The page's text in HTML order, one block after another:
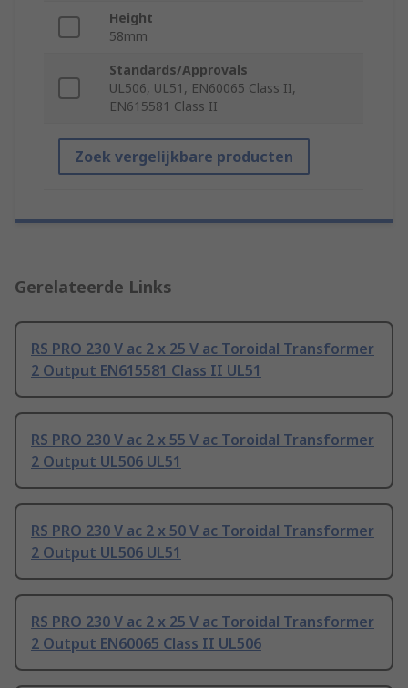
Height
58mm
Standards/Approvals
UL506, UL51, EN60065 Class II,
EN615581 Class II
Zoek vergelijkbare producten
Gerelateerde Links
RS PRO 230 V ac 2 x 25 V ac Toroidal Transformer
2 Output EN615581 Class II UL51
RS PRO 230 V ac 2 x 55 V ac Toroidal Transformer
2 Output UL506 UL51
RS PRO 230 V ac 2 x 50 V ac Toroidal Transformer
2 Output UL506 UL51
RS PRO 230 V ac 2 x 25 V ac Toroidal Transformer
2 Output EN60065 Class II UL506